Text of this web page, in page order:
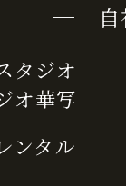
─ 自
タジオ
オ華写
ンタル